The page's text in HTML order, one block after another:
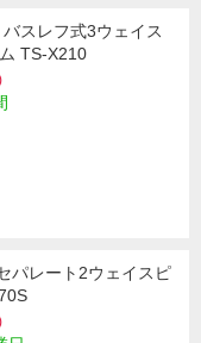
スレフ式3ウェイス
TS-X210
パレート2ウェイスピ